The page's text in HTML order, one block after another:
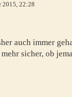
2015, 22:28
auch immer
sicher, ob